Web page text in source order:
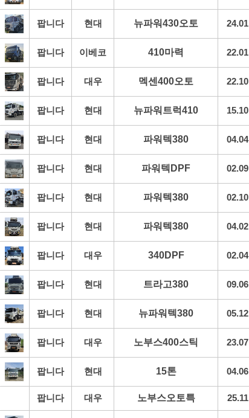
팝니다 현대 뉴파워430오토 24.01
팝니다 이베코 410마력 22.01
팝니다 대우 멕센400오토 22.10
팝니다 현대 뉴파워트럭410 15.10
팝니다 현대 파워텍380 04.04
팝니다 현대 파워텍DPF 02.09
팝니다 현대 파워텍380 02.10
팝니다 현대 파워텍380 04.02
팝니다 대우 340DPF 02.04
팝니다 현대 트라고380 09.06
팝니다 현대 뉴파워텍380 05.12
팝니다 대우 노부스400스틱 23.07
팝니다 현대 15톤 04.06
팝니다 대우 노부스오토특 25.11